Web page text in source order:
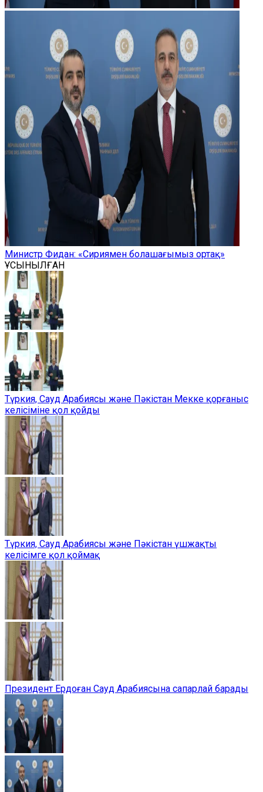
Министр Фидан: «Сириямен болашағымыз ортақ»
ҰСЫНЫЛҒАН
Түркия, Сауд Арабиясы және Пәкістан Мекке қорғаныс
келісіміне қол қойды
Түркия, Сауд Арабиясы және Пәкістан үшжақты
келісімге қол қоймақ
Президент Ердоған Сауд Арабиясына сапарлай барады